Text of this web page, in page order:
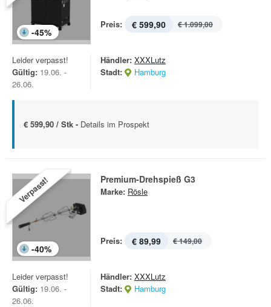
-45%
Preis: € 599,90 € 1.099,00
Leider verpasst!
Gültig: 19.06. -
26.06.
Händler: XXXLutz
Stadt:
Hamburg
€ 599,90 / Stk - Details im Prospekt
Verpasst!
-40%
Premium-Drehspieß G3
Marke: Rösle
Preis: € 89,99 € 149,00
Leider verpasst!
Gültig: 19.06. -
26.06.
Händler: XXXLutz
Stadt:
Hamburg